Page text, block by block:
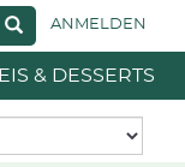
ANMELDEN
EIS & DESSERTS